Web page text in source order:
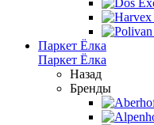
Паркет Ёлка
Паркет Ёлка
Назад
Бренды